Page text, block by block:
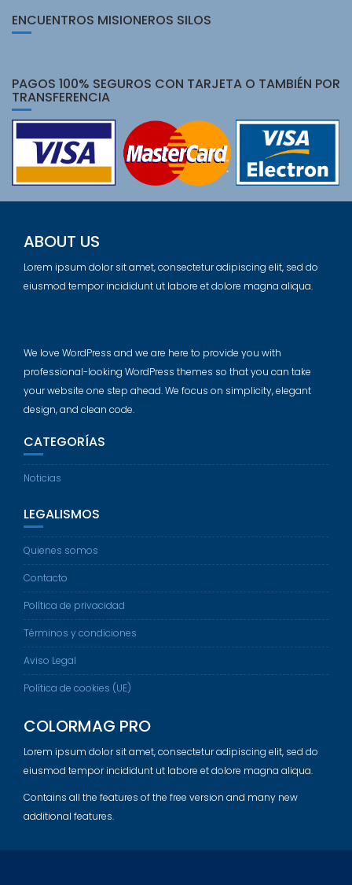
ENCUENTROS MISIONEROS SILOS
PAGOS 100% SEGUROS CON TARJETA O TAMBIÉN POR
TRANSFERENCIA
ABOUT US
Lorem ipsum dolor sit amet, consectetur adipiscing elit, sed do
eiusmod tempor incididunt ut labore et dolore magna aliqua.
We love WordPress and we are here to provide you with
professional-looking WordPress themes so that you can take
your website one step ahead. We focus on simplicity, elegant
design, and clean code.
CATEGORÍAS
Noticias
LEGALISMOS
Quienes somos
Contacto
Política de privacidad
Términos y condiciones
Aviso Legal
Política de cookies (UE)
COLORMAG PRO
Lorem ipsum dolor sit amet, consectetur adipiscing elit, sed do
eiusmod tempor incididunt ut labore et dolore magna aliqua.
Contains all the features of the free version and many new
additional features.